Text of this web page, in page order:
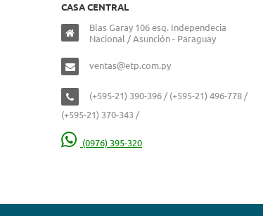
CASA CENTRAL
Blas Garay 106 esq. Independecia
Nacional / Asunción - Paraguay
ventas@etp.com.py
(+595-21) 390-396 / (+595-21) 496-778 /
(+595-21) 370-343 /
(0976) 395-320